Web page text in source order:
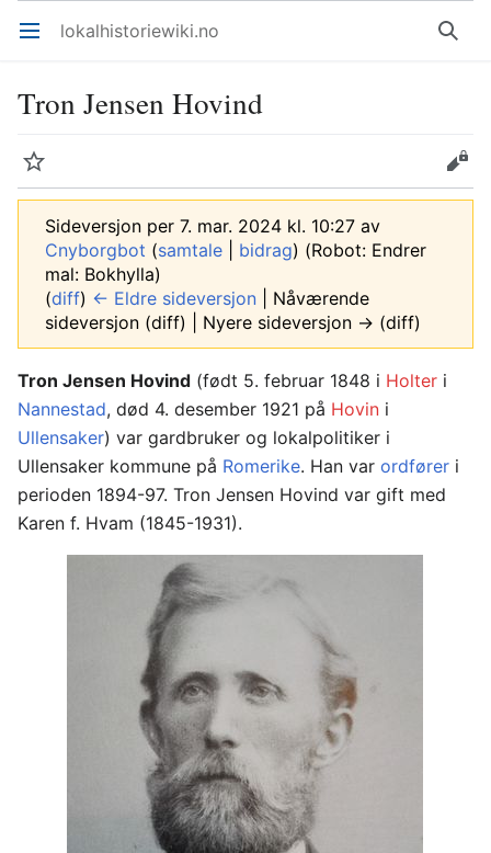
Åpne hovedmenyen lokalhistoriewiki.no Søk
Tron Jensen Hovind
Overvåk Rediger
Sideversjon per 7. mar. 2024 kl. 10:27 av
Cnyborgbot (samtale bidrag) (Robot: Endrer
mal: Bokhylla)
(diff) ← Eldre sideversjon | Nåværende
sideversjon (diff) | Nyere sideversjon → (diff)
Tron Jensen Hovind (født 5. februar 1848 i Holter i
Nannestad, død 4. desember 1921 på Hovin i
Ullensaker) var gardbruker og lokalpolitiker i
Ullensaker kommune på Romerike. Han var ordfører i
perioden 1894-97. Tron Jensen Hovind var gift med
Karen f. Hvam (1845-1931).